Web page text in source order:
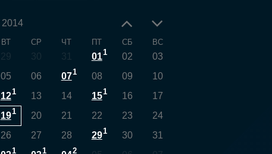
2014
ВТ СР ЧТ ПТ СБ ВС
29 30 31 011 02
03
05 06 071 08 09
10
121 13 14 151 16
17
191 20 21 22 23
24
26 27 28 291 30
31
1 1 2